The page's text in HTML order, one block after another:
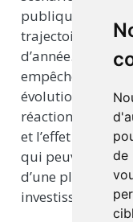
de
publiques
trajectoire de
d’année. Surtout
empêchent tout
évolutions
réactions
et l’effet sur les
qui peuvent
d’une plus
investissement,